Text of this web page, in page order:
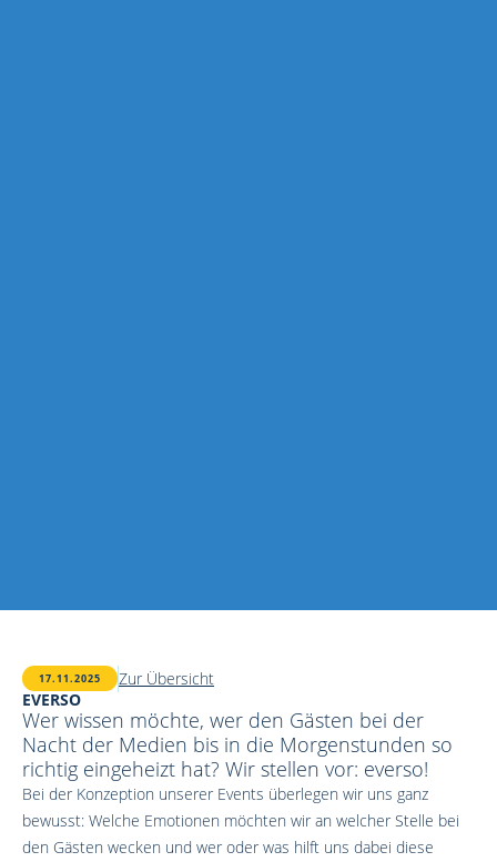
17.11.2025
Zur Übersicht
EVERSO
Wer wissen möchte, wer den Gästen bei der
Nacht der Medien bis in die Morgenstunden so
richtig eingeheizt hat? Wir stellen vor: everso!
Bei der Konzeption unserer Events überlegen wir uns ganz
bewusst: Welche Emotionen möchten wir an welcher Stelle bei
den Gästen wecken und wer oder was hilft uns dabei diese